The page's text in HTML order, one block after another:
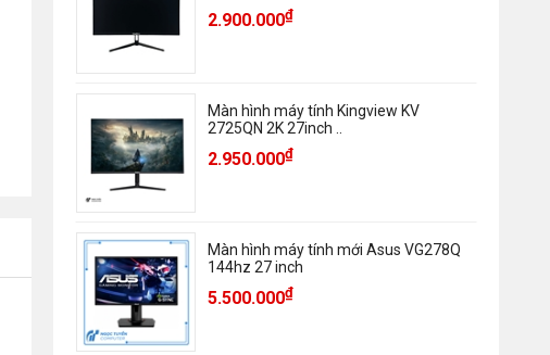
2.900.000₫
Màn hình máy tính Kingview KV
2725QN 2K 27inch ..
2.950.000₫
Màn hình máy tính mới Asus VG278Q
144hz 27 inch
5.500.000₫